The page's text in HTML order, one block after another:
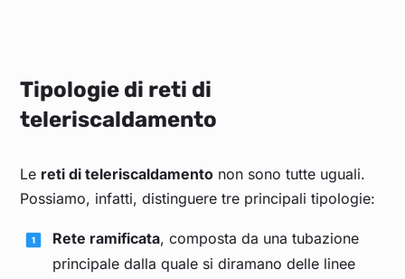
Tipologie di reti di
teleriscaldamento
Le reti di teleriscaldamento non sono tutte uguali.
Possiamo, infatti, distinguere tre principali tipologie:
Rete ramificata, composta da una tubazione
principale dalla quale si diramano delle linee